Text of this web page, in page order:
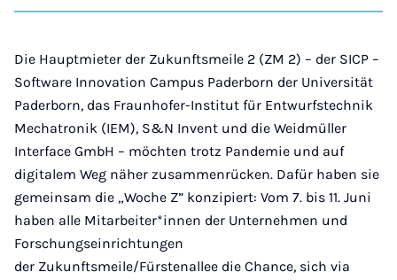
on
auf auf auf über
Mail
Die Hauptmieter der Zukunftsmeile 2 (ZM 2) – der SICP –
Software Innovation Campus Paderborn der Universität
Paderborn, das Fraunhofer-Institut für Entwurfstechnik
Mechatronik (IEM), S&N Invent und die Weidmüller
Interface GmbH – möchten trotz Pandemie und auf
digitalem Weg näher zusammenrücken. Dafür haben sie
gemeinsam die „Woche Z” konzipiert: Vom 7. bis 11. Juni
haben alle Mitarbeiter*innen der Unternehmen und
Forschungseinrichtungen
der Zukunftsmeile/Fürstenallee die Chance, sich via